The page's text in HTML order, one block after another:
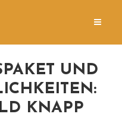
UND
KNAPP